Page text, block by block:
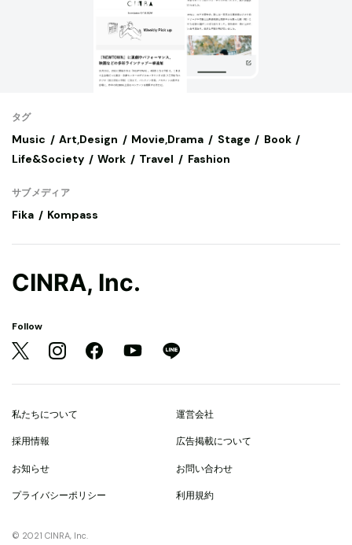
タグ
Music Art,Design Movie,Drama Stage
Book
Life&Society
Work Travel Fashion
サブメディア
Fika Kompass
CINRA, Inc.
Follow
私たちについて 運営会社
採用情報 広告掲載について
お知らせ お問い合わせ
プライバシーポリシー 利用規約
© 2021 CINRA, Inc.